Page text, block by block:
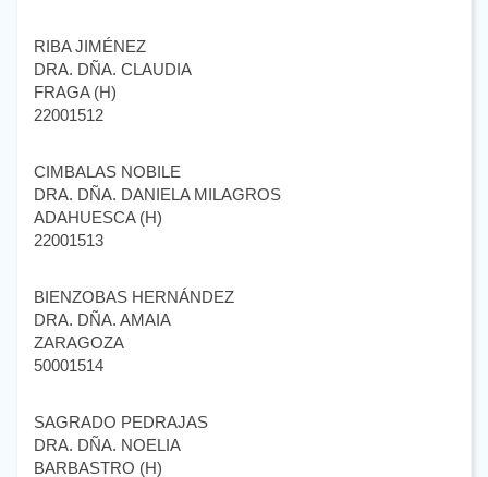
RIBA JIMÉNEZ
DRA. DÑA. CLAUDIA
FRAGA (H)
22001512
CIMBALAS NOBILE
DRA. DÑA. DANIELA MILAGROS
ADAHUESCA (H)
22001513
BIENZOBAS HERNÁNDEZ
DRA. DÑA. AMAIA
ZARAGOZA
50001514
SAGRADO PEDRAJAS
DRA. DÑA. NOELIA
BARBASTRO (H)